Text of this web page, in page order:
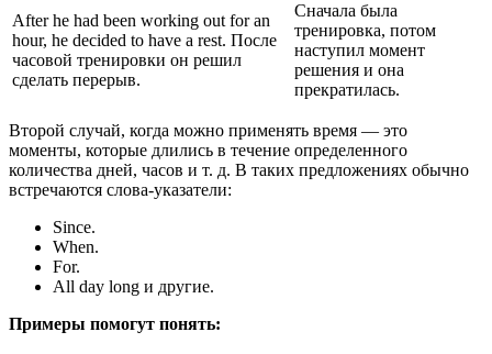
After he had been working out for an
hour, he decided to have a rest. После
часовой тренировки он решил
сделать перерыв.
Сначала была
тренировка, потом
наступил момент
решения и она
прекратилась.
Второй случай, когда можно применять время — это
моменты, которые длились в течение определенного
количества дней, часов и т. д. В таких предложениях обычно
встречаются слова-указатели:
Since.
When.
For.
All day long и другие.
Примеры помогут понять: